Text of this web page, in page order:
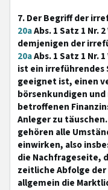
7. Der Begriff der
20aAbs. 1 Satz 1 Nr.
demjenigen der
20aAbs. 1 Satz 1 Nr.
ist ein irreführendes
geeignet ist, einen
börsenkundigen
betroffenen
Anleger zu
gehören alle
einwirken, also
die Nachfrageseite,
zeitliche Abfolge
allgemein die